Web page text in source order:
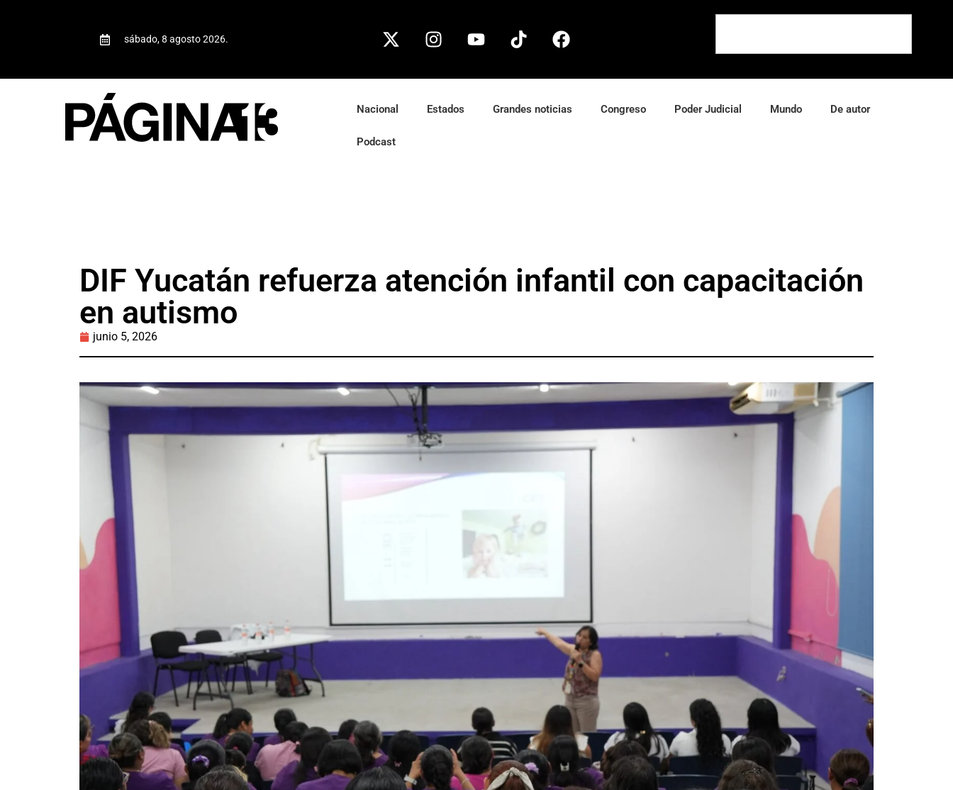
sábado, 8 agosto 2026.
Nacional Estados Grandes noticias Congreso Poder Judicial Mundo De autor
Podcast
DIF Yucatán refuerza atención infantil con capacitación
en autismo
junio 5, 2026